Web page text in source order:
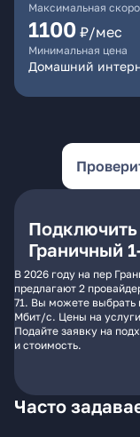
Максимальная
1100 ₽/мес
Минимальная цена
Домашний
Подключить
Граничный
В 2026 году на пер
предлагают 2
71. Вы можете выбрать
Мбит/с. Цены на
Подайте заявку на
и стоимость.
Часто